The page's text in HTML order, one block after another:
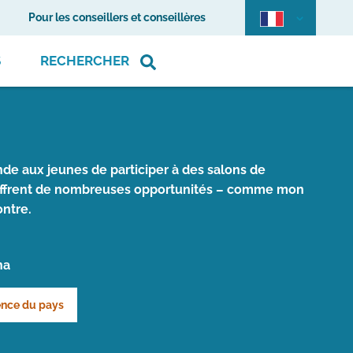
Pour les conseillers et conseillères
RECHERCHER
aux jeunes de participer à des salons de
de nombreuses opportunités – comme mon
du pays